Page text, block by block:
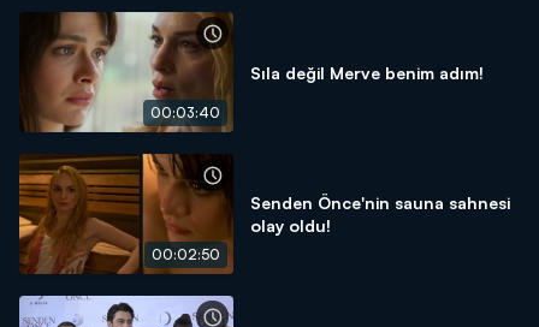
00:03:40
Sıla değil Merve benim adım!
00:02:50
Senden Önce'nin sauna sahnesi
olay oldu!